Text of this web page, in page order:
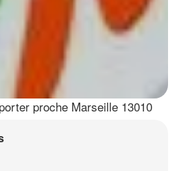
proche Marseille 13010